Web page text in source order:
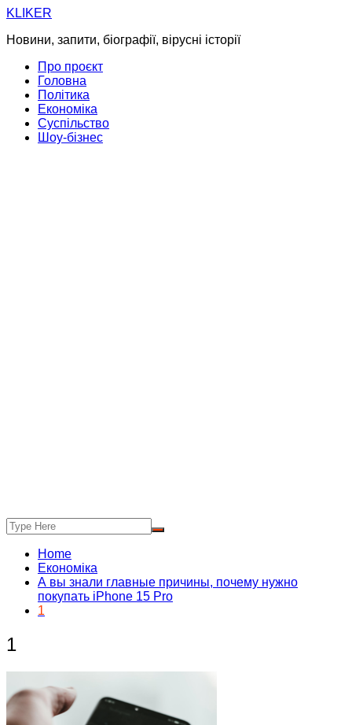
Skip
content
KLIKER
Новини, запити, біографії, вірусні історії
Про проєкт
Головна
Політика
Економіка
Суспільство
Шоу-бізнес
Home
Економіка
А вы знали главные причины, почему нужно
покупать iPhone 15 Pro
1
1